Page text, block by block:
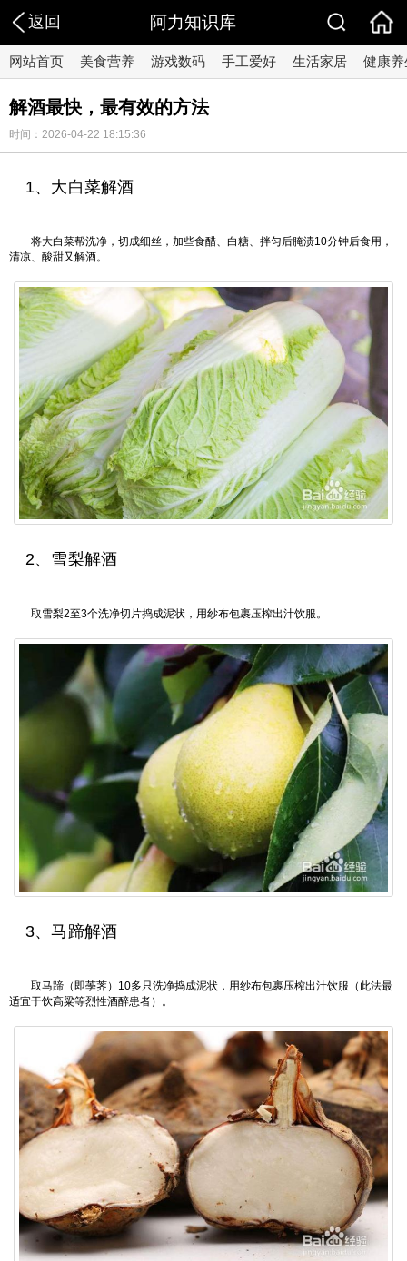
返回 阿力知识库
网站首页 美食营养 游戏数码 手工爱好 生活家居 健康养
解酒最快，最有效的方法
时间：2026-04-22 18:15:36
1、大白菜解酒
将大白菜帮洗净，切成细丝，加些食醋、白糖、拌匀后腌渍10分钟后食用，
清凉、酸甜又解酒。
2、雪梨解酒
取雪梨2至3个洗净切片捣成泥状，用纱布包裹压榨出汁饮服。
3、马蹄解酒
取马蹄（即荸荠）10多只洗净捣成泥状，用纱布包裹压榨出汁饮服（此法最
适宜于饮高粱等烈性酒醉患者）。